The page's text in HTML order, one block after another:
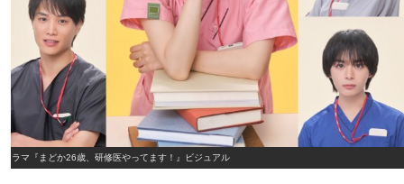
ドラマ『まどか26歳、研修医やってます！』ビジュアル